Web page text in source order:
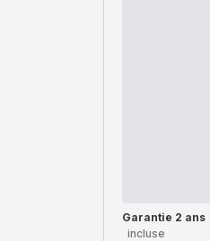
Garantie 2 ans
incluse